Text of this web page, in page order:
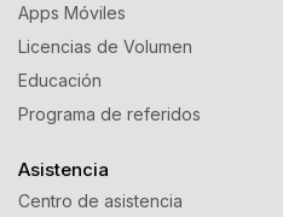
Apps Móviles
Licencias de Volumen
Educación
Programa de referidos
Asistencia
Centro de asistencia